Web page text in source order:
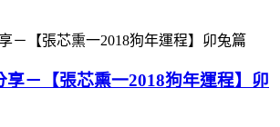
－【張芯熏一2018狗年運程】卯